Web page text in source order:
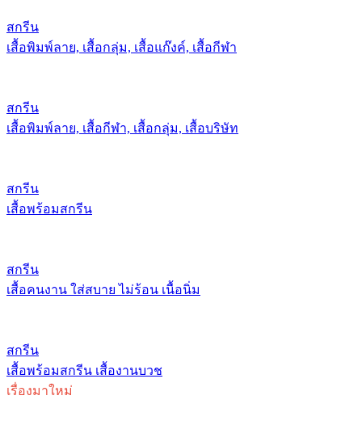
สกรีน
เสื้อพิมพ์ลาย, เสื้อกลุ่ม, เสื้อแก๊งค์, เสื้อกีฬา
สกรีน
เสื้อพิมพ์ลาย, เสื้อกีฬา, เสื้อกลุ่ม, เสื้อบริษัท
สกรีน
เสื้อพร้อมสกรีน
สกรีน
เสื้อคนงาน ใส่สบาย ไม่ร้อน เนื้อนิ่ม
สกรีน
เสื้อพร้อมสกรีน เสื้องานบวช
เรื่องมาใหม่